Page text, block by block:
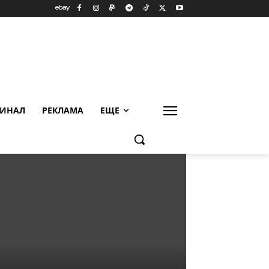
РЕКЛАМА ЕЩЕ